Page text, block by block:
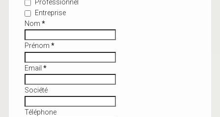
Professionnel
Entreprise
Nom *
Prénom *
Email *
Société
Téléphone